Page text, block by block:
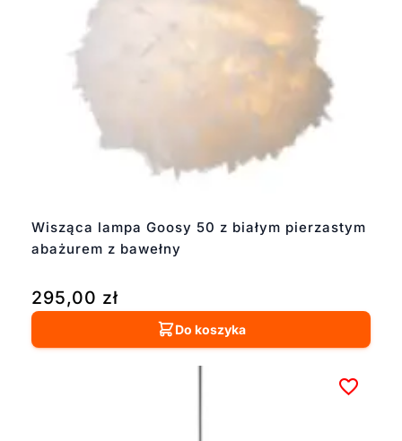
Wisząca lampa Goosy 50 z białym pierzastym
abażurem z bawełny
295,00 zł
Do koszyka